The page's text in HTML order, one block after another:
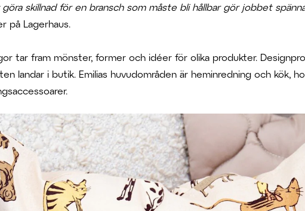
skillnad för en bransch som måste bli hållbar gör jobbet
på Lagerhaus.
tar fram mönster, former och idéer för olika produkter.
landar i butik. Emilias huvudområden är heminredning och kök,